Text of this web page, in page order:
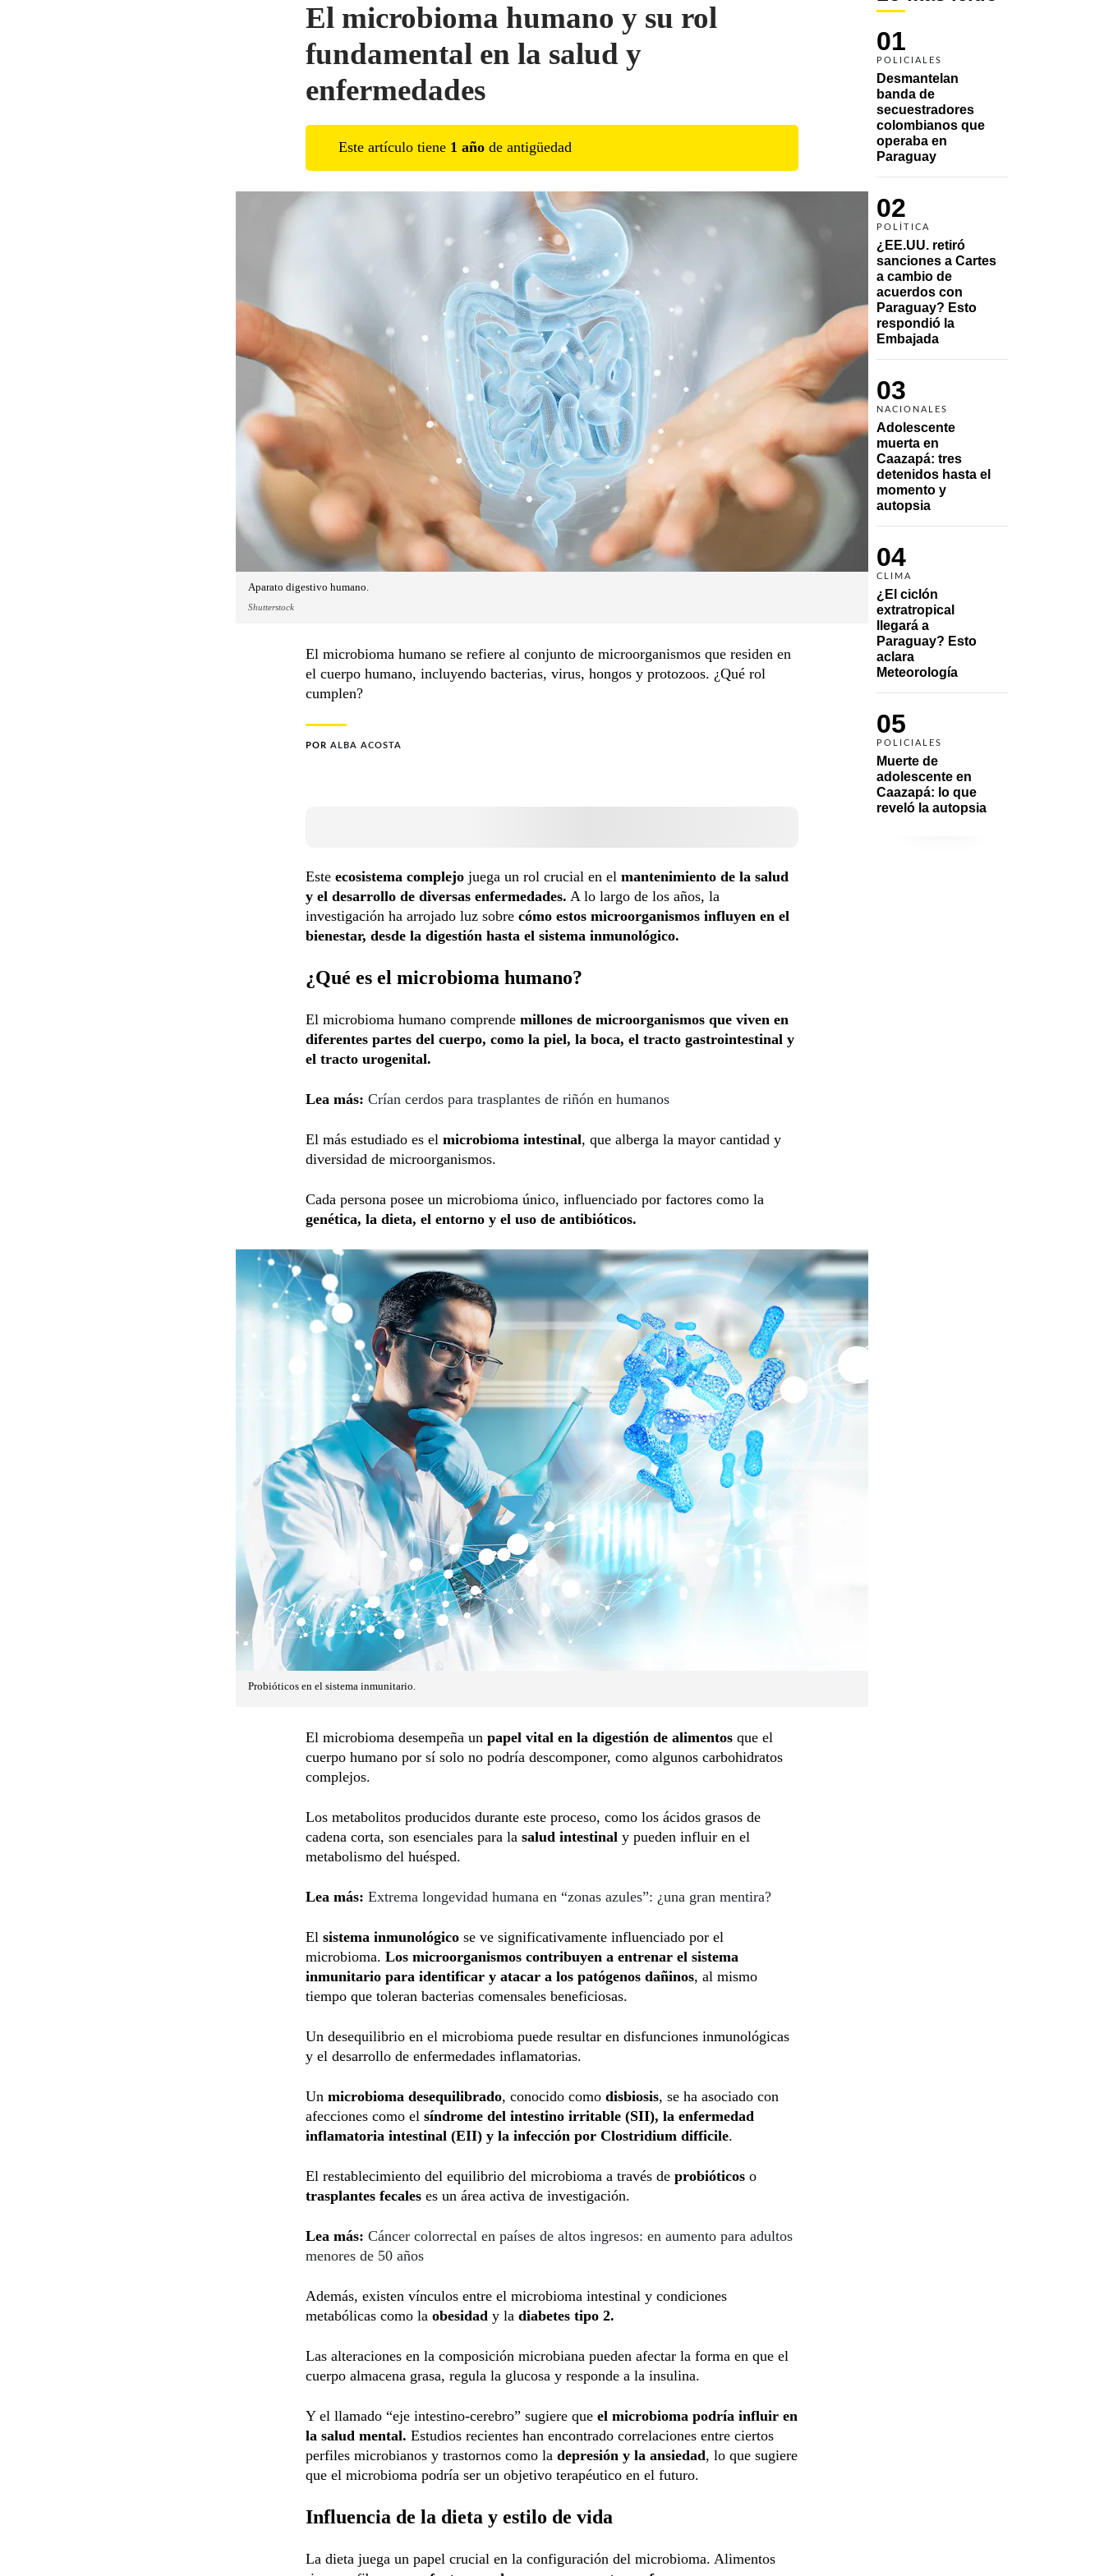
01
POLICIALES
Desmantelan
banda de
secuestradores
colombianos que
operaba en
Paraguay
02
POLÍTICA
¿EE.UU. retiró
sanciones a Cartes
a cambio de
acuerdos con
Paraguay? Esto
respondió la
Embajada
03
NACIONALES
Adolescente
muerta en
Caazapá: tres
detenidos hasta el
momento y
autopsia
04
CLIMA
¿El ciclón
extratropical
llegará a
Paraguay? Esto
aclara
Meteorología
05
POLICIALES
Muerte de
adolescente en
Caazapá: lo que
reveló la autopsia
El microbioma humano y su rol
fundamental en la salud y
enfermedades
Este artículo tiene 1 año de antigüedad
Aparato digestivo humano.
Shutterstock
El microbioma humano se refiere al conjunto de microorganismos que residen en
el cuerpo humano, incluyendo bacterias, virus, hongos y protozoos. ¿Qué rol
cumplen?
POR ALBA ACOSTA
Este ecosistema complejo juega un rol crucial en el mantenimiento de la salud
y el desarrollo de diversas enfermedades. A lo largo de los años, la
investigación ha arrojado luz sobre cómo estos microorganismos influyen en el
bienestar, desde la digestión hasta el sistema inmunológico.
¿Qué es el microbioma humano?
El microbioma humano comprende millones de microorganismos que viven en
diferentes partes del cuerpo, como la piel, la boca, el tracto gastrointestinal y
el tracto urogenital.
Lea más: Crían cerdos para trasplantes de riñón en humanos
El más estudiado es el microbioma intestinal, que alberga la mayor cantidad y
diversidad de microorganismos.
Cada persona posee un microbioma único, influenciado por factores como la
genética, la dieta, el entorno y el uso de antibióticos.
Probióticos en el sistema inmunitario.
El microbioma desempeña un papel vital en la digestión de alimentos que el
cuerpo humano por sí solo no podría descomponer, como algunos carbohidratos
complejos.
Los metabolitos producidos durante este proceso, como los ácidos grasos de
cadena corta, son esenciales para la salud intestinal y pueden influir en el
metabolismo del huésped.
Lea más: Extrema longevidad humana en “zonas azules”: ¿una gran mentira?
El sistema inmunológico se ve significativamente influenciado por el
microbioma. Los microorganismos contribuyen a entrenar el sistema
inmunitario para identificar y atacar a los patógenos dañinos, al mismo
tiempo que toleran bacterias comensales beneficiosas.
Un desequilibrio en el microbioma puede resultar en disfunciones inmunológicas
y el desarrollo de enfermedades inflamatorias.
Un microbioma desequilibrado, conocido como disbiosis, se ha asociado con
afecciones como el síndrome del intestino irritable (SII), la enfermedad
inflamatoria intestinal (EII) y la infección por Clostridium difficile.
El restablecimiento del equilibrio del microbioma a través de probióticos o
trasplantes fecales es un área activa de investigación.
Lea más: Cáncer colorrectal en países de altos ingresos: en aumento para adultos
menores de 50 años
Además, existen vínculos entre el microbioma intestinal y condiciones
metabólicas como la obesidad y la diabetes tipo 2.
Las alteraciones en la composición microbiana pueden afectar la forma en que el
cuerpo almacena grasa, regula la glucosa y responde a la insulina.
Y el llamado “eje intestino-cerebro” sugiere que el microbioma podría influir en
la salud mental. Estudios recientes han encontrado correlaciones entre ciertos
perfiles microbianos y trastornos como la depresión y la ansiedad, lo que sugiere
que el microbioma podría ser un objetivo terapéutico en el futuro.
Influencia de la dieta y estilo de vida
La dieta juega un papel crucial en la configuración del microbioma. Alimentos